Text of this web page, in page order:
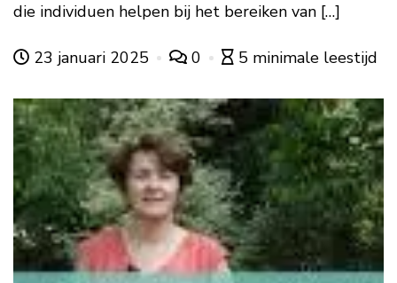
die individuen helpen bij het bereiken van […]
23 januari 2025 0 5 minimale leestijd